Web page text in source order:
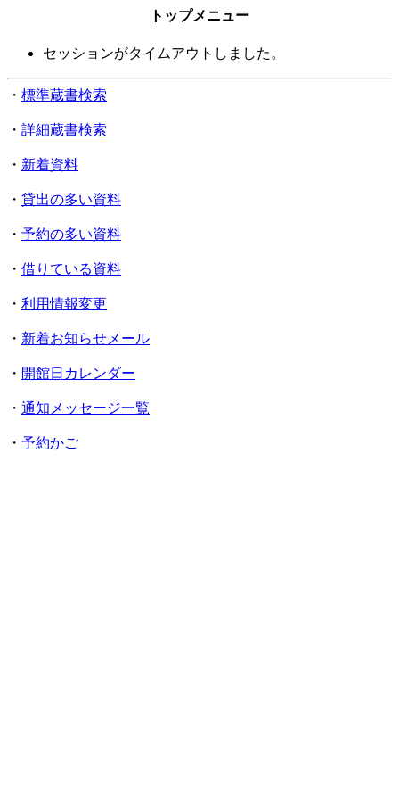
トップメニュー
セッションがタイムアウトしました。
・ 標準蔵書検索
・ 詳細蔵書検索
・ 新着資料
・ 貸出の多い資料
・ 予約の多い資料
・ 借りている資料
・ 利用情報変更
・ 新着お知らせメール
・ 開館日カレンダー
・ 通知メッセージ一覧
・ 予約かご